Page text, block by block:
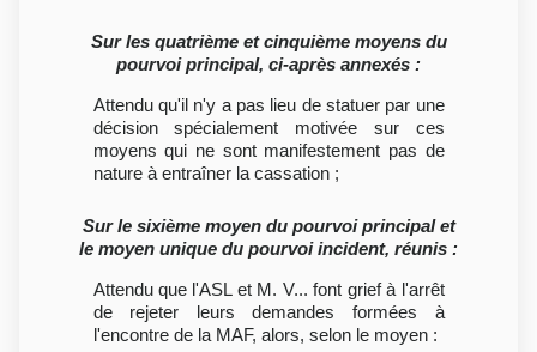
Sur les quatrième et cinquième moyens du
pourvoi principal, ci-après annexés :
Attendu qu'il n'y a pas lieu de statuer par une
décision spécialement motivée sur ces
moyens qui ne sont manifestement pas de
nature à entraîner la cassation ;
Sur le sixième moyen du pourvoi principal et
le moyen unique du pourvoi incident, réunis :
Attendu que l'ASL et M. V... font grief à l'arrêt
de rejeter leurs demandes formées à
l'encontre de la MAF, alors, selon le moyen :